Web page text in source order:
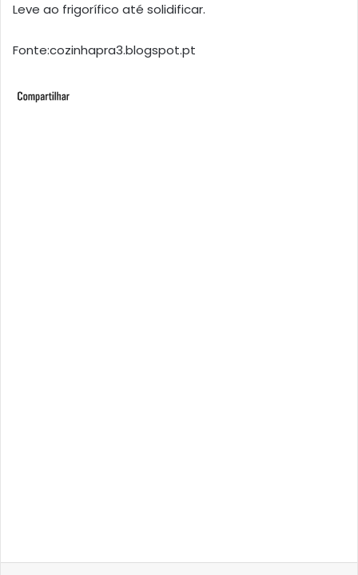
Leve ao frigorífico até solidificar.
Fonte:cozinhapra3.blogspot.pt